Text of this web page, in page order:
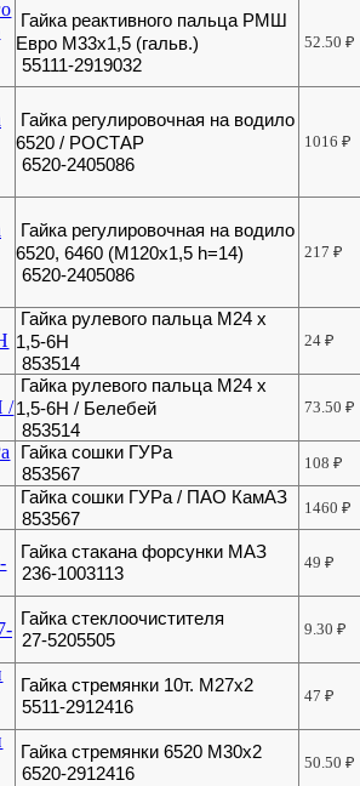
Гайка реактивного пальца РМШ
Евро М33х1,5 (гальв.)
55111-2919032
52.50₽
Гайка регулировочная на водило
6520 / РОСТАР
6520-2405086
1016₽
Гайка регулировочная на водило
6520, 6460 (М120х1,5 h=14)
6520-2405086
217₽
Гайка рулевого пальца М24 х
1,5-6Н
853514
24₽
Гайка рулевого пальца М24 х
1,5-6Н / Белебей
853514
73.50₽
Гайка сошки ГУРа
853567
108₽
Гайка сошки ГУРа / ПАО КамАЗ
853567
1460₽
Гайка стакана форсунки МАЗ
236-1003113
49₽
Гайка стеклоочистителя
27-5205505
9.30₽
Гайка стремянки 10т. М27х2
5511-2912416
47₽
Гайка стремянки 6520 М30х2
6520-2912416
50.50₽